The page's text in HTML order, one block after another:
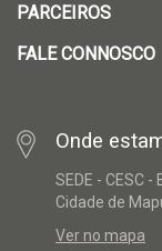
PARCEIROS
FALE CONNOSCO
Onde
SEDE - CESC
Cidade de
Ver no mapa